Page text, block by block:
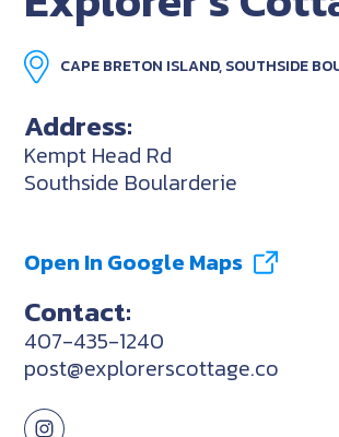
CAPE BRETON ISLAND, SOUTHSIDE
Address:
Kempt Head Rd
Southside Boularderie
Open In Google Maps
Contact:
407-435-1240
post@explorerscottage.co